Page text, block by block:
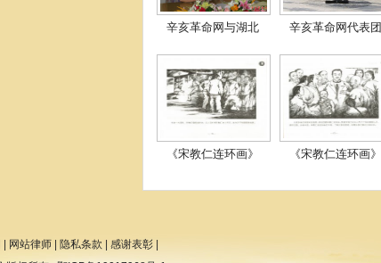
辛亥革命网与湖北 辛亥革命网代表团
《宋教仁连环画》 《宋教仁连环画》
网站律师 隐私条款 感谢表彰